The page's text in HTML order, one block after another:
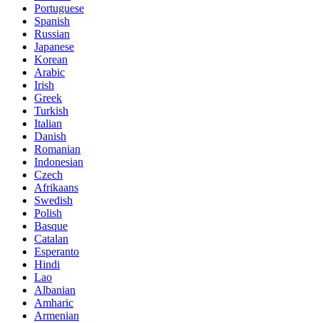
Portuguese
Spanish
Russian
Japanese
Korean
Arabic
Irish
Greek
Turkish
Italian
Danish
Romanian
Indonesian
Czech
Afrikaans
Swedish
Polish
Basque
Catalan
Esperanto
Hindi
Lao
Albanian
Amharic
Armenian